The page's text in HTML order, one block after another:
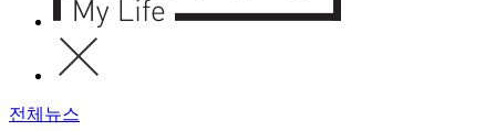
전체뉴스